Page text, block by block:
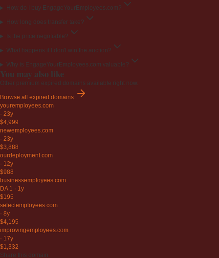
How do I buy EngageYourEmployees.com?
How long does transfer take?
Is the price negotiable?
What happens if I don't win the auction?
Why is EngageYourEmployees.com valuable?
You may also like
Other premium expired domains available right now.
Browse all expired domains
youremployees.com
· 23y
$4,999
newemployees.com
· 23y
$3,888
ourdeployment.com
· 12y
$988
businessemployees.com
DA 1 · 1y
$195
selectemployees.com
· 8y
$4,195
improvingemployees.com
· 17y
$1,332
Share this domain